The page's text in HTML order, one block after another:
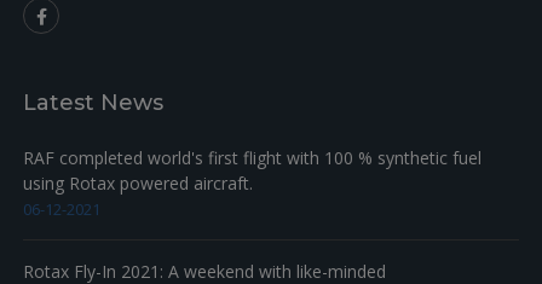
Latest News
RAF completed world's first flight with 100 % synthetic fuel
using Rotax powered aircraft.
06-12-2021
Rotax Fly-In 2021: A weekend with like-minded